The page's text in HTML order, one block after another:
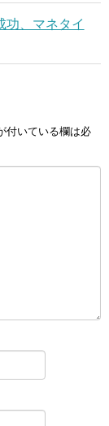
功、マネタイ
付いている欄は必